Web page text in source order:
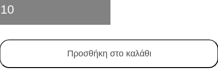
Προσθήκη στο καλάθι